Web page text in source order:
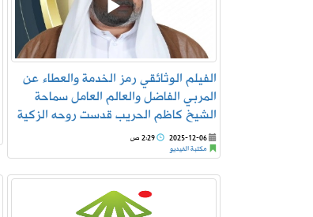
الفيلم الوثائقي رمز الخدمة والعطاء عن
المربي الفاضل والعالم العامل سماحة
الشيخ كاظم الحريب قدست روحه الزكية
2025-12-06
2:29 ص
مكتبة الفيديو